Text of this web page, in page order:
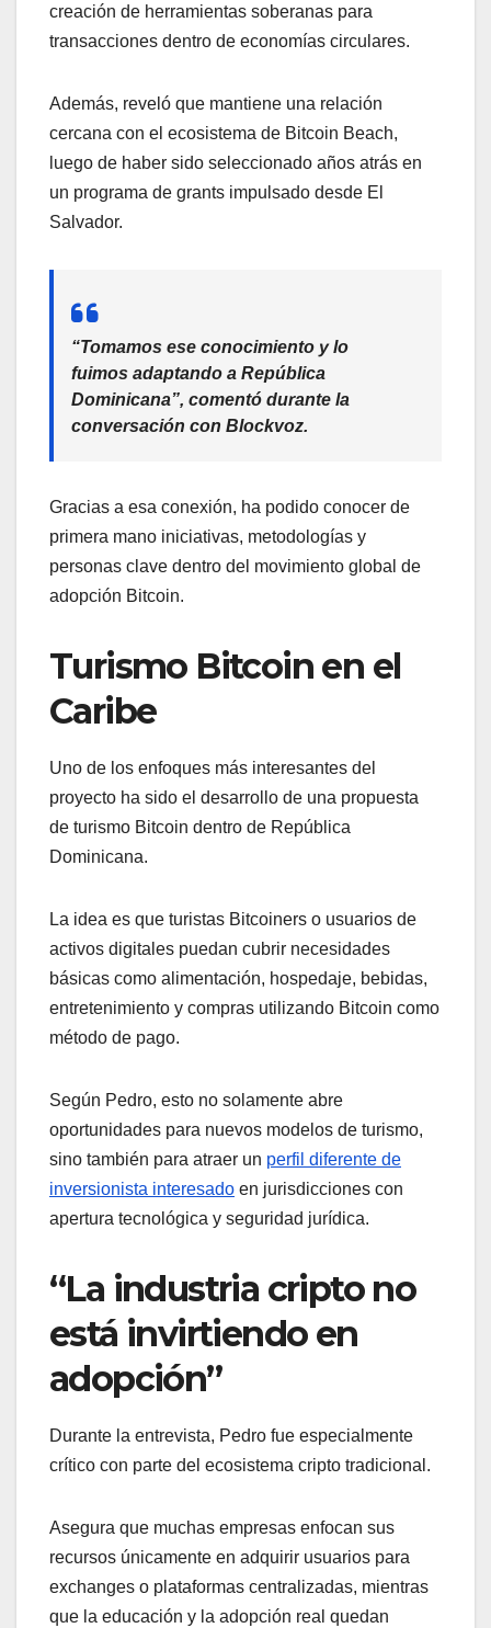
creación de herramientas soberanas para
transacciones dentro de economías circulares.
Además, reveló que mantiene una relación
cercana con el ecosistema de Bitcoin Beach,
luego de haber sido seleccionado años atrás en
un programa de grants impulsado desde El
Salvador.
“Tomamos ese conocimiento y lo
fuimos adaptando a República
Dominicana”, comentó durante la
conversación con Blockvoz.
Gracias a esa conexión, ha podido conocer de
primera mano iniciativas, metodologías y
personas clave dentro del movimiento global de
adopción Bitcoin.
Turismo Bitcoin en el
Caribe
Uno de los enfoques más interesantes del
proyecto ha sido el desarrollo de una propuesta
de turismo Bitcoin dentro de República
Dominicana.
La idea es que turistas Bitcoiners o usuarios de
activos digitales puedan cubrir necesidades
básicas como alimentación, hospedaje, bebidas,
entretenimiento y compras utilizando Bitcoin como
método de pago.
Según Pedro, esto no solamente abre
oportunidades para nuevos modelos de turismo,
sino también para atraer un perfil diferente de
inversionista interesado en jurisdicciones con
apertura tecnológica y seguridad jurídica.
“La industria cripto no
está invirtiendo en
adopción”
Durante la entrevista, Pedro fue especialmente
crítico con parte del ecosistema cripto tradicional.
Asegura que muchas empresas enfocan sus
recursos únicamente en adquirir usuarios para
exchanges o plataformas centralizadas, mientras
que la educación y la adopción real quedan